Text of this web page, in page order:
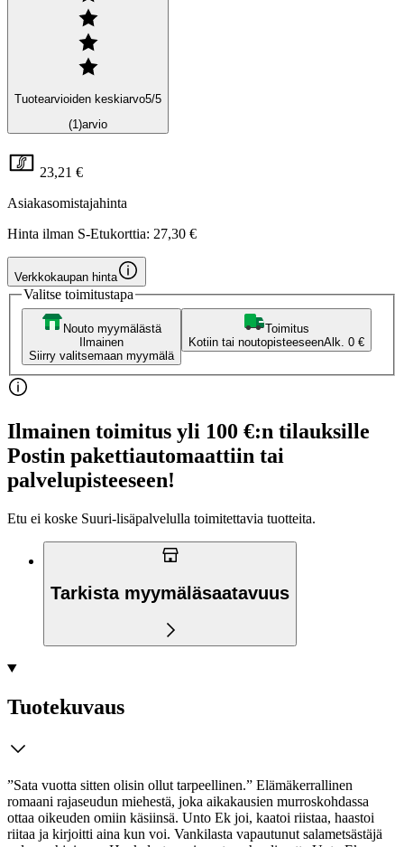
Tuotearvioiden keskiarvo5/5
(1)arvio
23,21 €
Asiakasomistajahinta
Hinta ilman S-Etukorttia: 27,30 €
Verkkokaupan hinta
Valitse toimitustapa
Nouto myymälästä
Ilmainen
Siirry valitsemaan myymälä
Toimitus
Kotiin tai noutopisteeseenAlk. 0 €
Ilmainen toimitus yli 100 €:n tilauksille
Postin pakettiautomaattiin tai
palvelupisteeseen!
Etu ei koske Suuri‑lisäpalvelulla toimitettavia tuotteita.
Tarkista myymäläsaatavuus
Tuotekuvaus
”Sata vuotta sitten olisin ollut tarpeellinen.” Elämäkerrallinen
romaani rajaseudun miehestä, joka aikakausien murroskohdassa
ottaa oikeuden omiin käsiinsä. Unto Ek joi, kaatoi riistaa, haastoi
riitaa ja kirjoitti aina kun voi. Vankilasta vapautunut salametsästäjä